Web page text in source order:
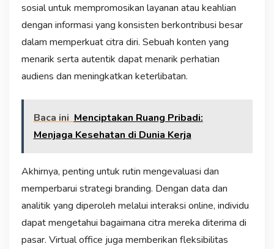
sosial untuk mempromosikan layanan atau keahlian
dengan informasi yang konsisten berkontribusi besar
dalam memperkuat citra diri. Sebuah konten yang
menarik serta autentik dapat menarik perhatian
audiens dan meningkatkan keterlibatan.
Baca ini Menciptakan Ruang Pribadi:
Menjaga Kesehatan di Dunia Kerja
Akhirnya, penting untuk rutin mengevaluasi dan
memperbarui strategi branding. Dengan data dan
analitik yang diperoleh melalui interaksi online, individu
dapat mengetahui bagaimana citra mereka diterima di
pasar. Virtual office juga memberikan fleksibilitas